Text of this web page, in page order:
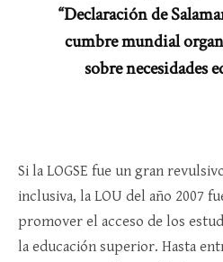
“Declaración de
cumbre mundial
sobre necesidades
Si la LOGSE fue un gran
inclusiva, la LOU del año 2007
promover el acceso de los
la educación superior. Hasta